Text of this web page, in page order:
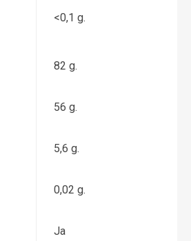
<0,1 g.
82 g.
56 g.
5,6 g.
0,02 g.
Ja